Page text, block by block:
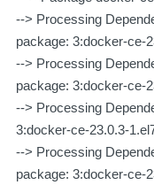
--> Processing
package: 3:docker-ce-
--> Processing
package: 3:docker-ce-
--> Processing
3:docker-ce-23.0.3-
--> Processing
package: 3:docker-ce-